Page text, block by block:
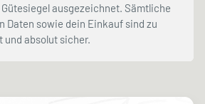
ausgezeichnet. Sämtliche
Daten sowie dein Einkauf sind zu
und absolut sicher.